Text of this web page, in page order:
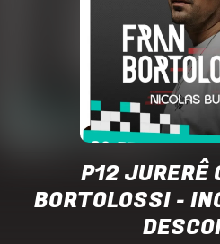
P12 JURERÊ
BORTOLOSSI -